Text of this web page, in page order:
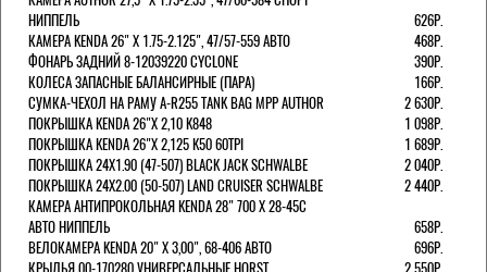
НИППЕЛЬ
626Р.
КАМЕРА KENDA 26" Х 1.75-2.125", 47/57-559 АВТО
468Р.
ФОНАРЬ ЗАДНИЙ 8-12039220 CYCLONE
390Р.
КОЛЕСА ЗАПАСНЫЕ БАЛАНСИРНЫЕ (ПАРА)
166Р.
CУМКА-ЧЕХОЛ НА РАМУ A-R255 TANK BAG MPP AUTHOR
2 630Р.
ПОКРЫШКА KENDA 26"Х 2,10 K848
1 098Р.
ПОКРЫШКА KENDA 26"Х 2,125 K50 60TPI
1 689Р.
ПОКРЫШКА 24X1.90 (47-507) BLACK JACK SCHWALBE
2 040Р.
ПОКРЫШКА 24X2.00 (50-507) LAND CRUISER SCHWALBE
2 440Р.
КАМЕРА АНТИПРОКОЛЬНАЯ KENDA 28" 700 Х 28-45C
АВТО НИППЕЛЬ
658Р.
ВЕЛОКАМЕРА KENDA 20" Х 3,00", 68-406 АВТО
696Р.
КРЫЛЬЯ 00-170280 УНИВЕРСАЛЬНЫЕ HORST
2 550Р.